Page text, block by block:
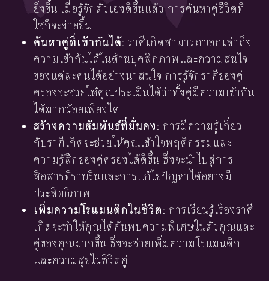
ยิ่งขึ้น เมื่อรู้จักตัวเองดีขึ้นแล้ว การค้นหาคู่ชีวิตที่
ใช่ก็จะง่ายขึ้น
ค้นหาคู่ที่เข้ากันได้: ราศีเกิดสามารถบอกเล่าถึง
ความเข้ากันได้ในด้านบุคลิกภาพและความสนใจ
ของแต่ละคนได้อย่างน่าสนใจ การรู้จักราศีของคู่
ครองจะช่วยให้คุณประเมินได้ว่าทั้งคู่มีความเข้ากัน
ได้มากน้อยเพียงใด
สร้างความสัมพันธ์ที่มั่นคง: การมีความรู้เกี่ยว
กับราศีเกิดจะช่วยให้คุณเข้าใจพฤติกรรมและ
ความรู้สึกของคู่ครองได้ดีขึ้น ซึ่งจะนำไปสู่การ
สื่อสารที่ราบรื่นและการแก้ไขปัญหาได้อย่างมี
ประสิทธิภาพ
เพิ่มความโรแมนติกในชีวิต: การเรียนรู้เรื่องราศี
เกิดจะทำให้คุณได้ค้นพบความพิเศษในตัวคุณและ
คู่ของคุณมากขึ้น ซึ่งจะช่วยเพิ่มความโรแมนติก
และความสุขในชีวิตคู่